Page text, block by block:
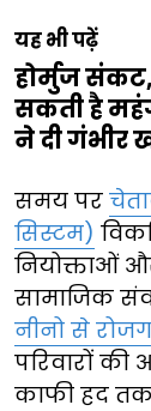
यह भी पढ़ें
होर्मुज
सकती है
ने दी गंभीर
समय पर
सिस्टम)
नियोक्ताओं
सामाजिक
नीनो से
परिवारों की
काफी हद